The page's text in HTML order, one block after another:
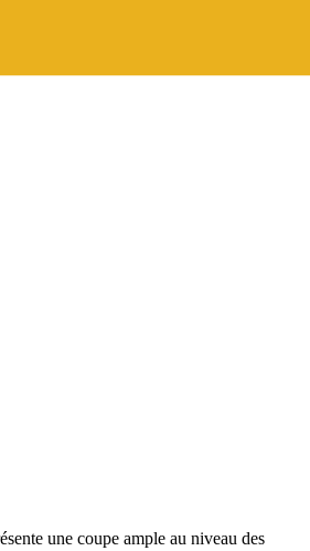
une coupe ample au niveau des